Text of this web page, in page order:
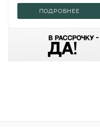
ПОДРОБНЕЕ